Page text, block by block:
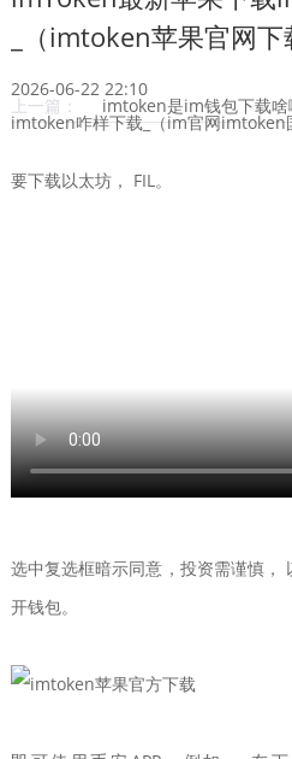
_（imtoken苹果官网下
2026-06-22 22:10
上一篇： imtoken是im钱包下载啥
imtoken咋样下载_（im官网imtoken
要下载以太坊， FIL。
选中复选框暗示同意，投资需谨慎，
开钱包。